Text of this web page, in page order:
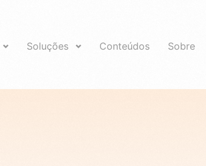
Soluções Conteúdos Sobre